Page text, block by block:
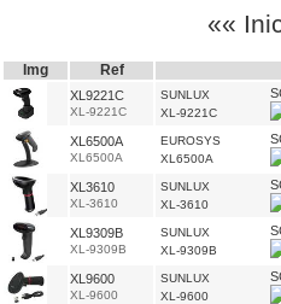
««
Img Ref
XL9221C
XL-9221C
SUNLUX
XL-9221C
XL6500A
XL6500A
EUROSYS
XL6500A
XL3610
XL-3610
SUNLUX
XL-3610
XL9309B
XL-9309B
SUNLUX
XL-9309B
XL9600
XL-9600
SUNLUX
XL-9600